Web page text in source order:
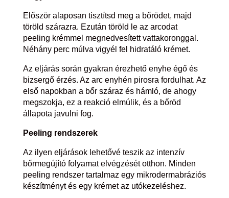
Először alaposan tisztítsd meg a bőrödet, majd
töröld szárazra. Ezután töröld le az arcodat
peeling krémmel megnedvesített vattakoronggal.
Néhány perc múlva vigyél fel hidratáló krémet.
Az eljárás során gyakran érezhető enyhe égő és
bizsergő érzés. Az arc enyhén pirosra fordulhat. Az
első napokban a bőr száraz és hámló, de ahogy
megszokja, ez a reakció elmúlik, és a bőröd
állapota javulni fog.
Peeling rendszerek
Az ilyen eljárások lehetővé teszik az intenzív
bőrmegújító folyamat elvégzését otthon. Minden
peeling rendszer tartalmaz egy mikrodermabráziós
készítményt és egy krémet az utókezeléshez.